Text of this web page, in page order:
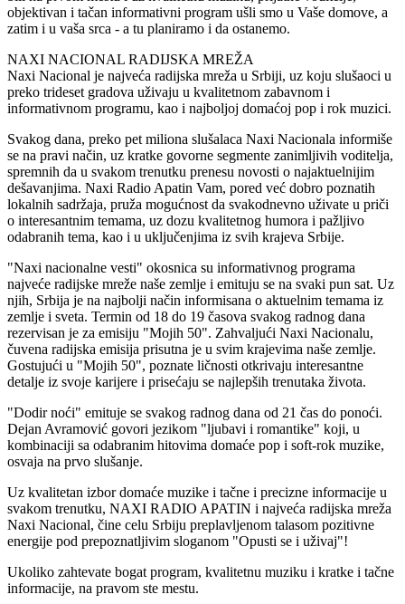
objektivan i tačan informativni program ušli smo u Vaše domove, a
zatim i u vaša srca - a tu planiramo i da ostanemo.
NAXI NACIONAL RADIJSKA MREŽA
Naxi Nacional je najveća radijska mreža u Srbiji, uz koju slušaoci u
preko trideset gradova uživaju u kvalitetnom zabavnom i
informativnom programu, kao i najboljoj domaćoj pop i rok muzici.
Svakog dana, preko pet miliona slušalaca Naxi Nacionala informiše
se na pravi način, uz kratke govorne segmente zanimljivih voditelja,
spremnih da u svakom trenutku prenesu novosti o najaktuelnijim
dešavanjima. Naxi Radio Apatin Vam, pored već dobro poznatih
lokalnih sadržaja, pruža mogućnost da svakodnevno uživate u priči
o interesantnim temama, uz dozu kvalitetnog humora i pažljivo
odabranih tema, kao i u uključenjima iz svih krajeva Srbije.
"Naxi nacionalne vesti" okosnica su informativnog programa
najveće radijske mreže naše zemlje i emituju se na svaki pun sat. Uz
njih, Srbija je na najbolji način informisana o aktuelnim temama iz
zemlje i sveta. Termin od 18 do 19 časova svakog radnog dana
rezervisan je za emisiju "Mojih 50". Zahvaljući Naxi Nacionalu,
čuvena radijska emisija prisutna je u svim krajevima naše zemlje.
Gostujući u "Mojih 50", poznate ličnosti otkrivaju interesantne
detalje iz svoje karijere i prisećaju se najlepših trenutaka života.
"Dodir noći" emituje se svakog radnog dana od 21 čas do ponoći.
Dejan Avramović govori jezikom "ljubavi i romantike" koji, u
kombinaciji sa odabranim hitovima domaće pop i soft-rok muzike,
osvaja na prvo slušanje.
Uz kvalitetan izbor domaće muzike i tačne i precizne informacije u
svakom trenutku, NAXI RADIO APATIN i najveća radijska mreža
Naxi Nacional, čine celu Srbiju preplavljenom talasom pozitivne
energije pod prepoznatljivim sloganom "Opusti se i uživaj"!
Ukoliko zahtevate bogat program, kvalitetnu muziku i kratke i tačne
informacije, na pravom ste mestu.